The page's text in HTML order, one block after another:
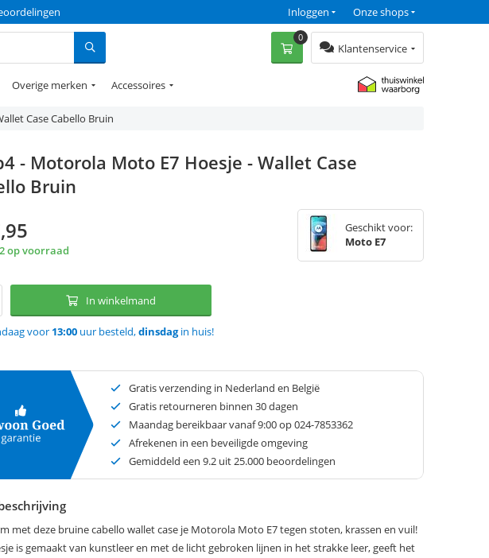
Onze shops
Inloggen
Klantenservice
0
Overige merken Accessoires
Case Cabello Bruin
- Motorola Moto E7 Hoesje - Wallet Case
Bruin
op voorraad
Geschikt voor:
Moto E7
In winkelmand
voor 13:00 uur besteld,dinsdagin huis!
Gratis verzending in Nederland en België
Gratis retourneren binnen 30 dagen
Maandag bereikbaar vanaf 9:00 op 024-7853362
Afrekenen in een beveiligde omgeving
Gemiddeld een 9.2 uit 25.000 beoordelingen
met deze bruine cabello wallet case je Motorola Moto E7 tegen stoten, krassen en vuil!
is gemaakt van kunstleer en met de licht gebroken lijnen in het strakke leer, geeft het